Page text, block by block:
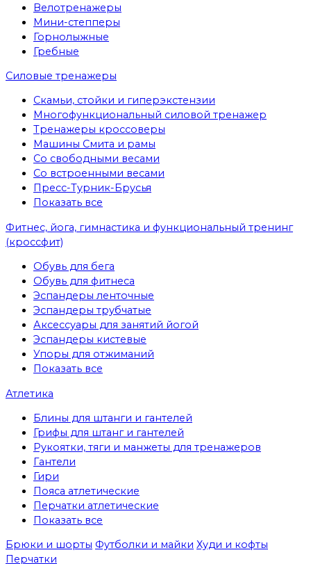
Велотренажеры
Мини-степперы
Горнолыжные
Гребные
Cиловые тренажеры
Скамьи, стойки и гиперэкстензии
Многофункциональный силовой тренажер
Тренажеры кроссоверы
Машины Смита и рамы
Со свободными весами
Со встроенными весами
Пресс-Турник-Брусья
Показать все
Фитнес, йога, гимнастика и функциональный тренинг
(кроссфит)
Обувь для бега
Обувь для фитнеса
Эспандеры ленточные
Эспандеры трубчатые
Аксессуары для занятий йогой
Эспандеры кистевые
Упоры для отжиманий
Показать все
Атлетика
Блины для штанги и гантелей
Грифы для штанг и гантелей
Рукоятки, тяги и манжеты для тренажеров
Гантели
Гири
Пояса атлетические
Перчатки атлетические
Показать все
Брюки и шорты Футболки и майки Худи и кофты
Перчатки